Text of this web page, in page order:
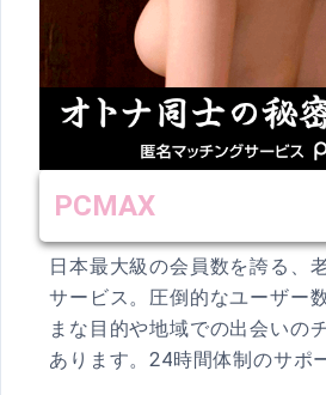
PCMAX
日本最大級の会員数を誇る、
サービス。圧倒的なユーザー
まな目的や地域での出会いの
あります。24時間体制のサポ